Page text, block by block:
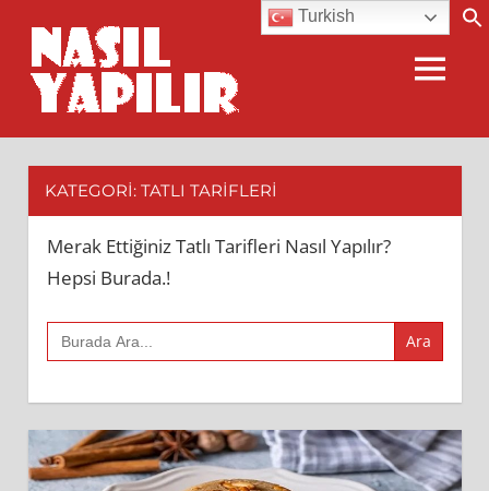
content
Nasıl
Burada.!
MENU
KATEGORI: TATLI TARIFLERI
Merak Ettiğiniz Tatlı Tarifleri Nasıl Yapılır?
Hepsi Burada.!
Search
for:
Turkish